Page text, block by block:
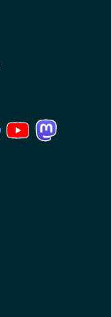
Fenster)
neues Fenster)
ein neues Fenster)
(Link öffnet ein neues
(Link öffnet ein